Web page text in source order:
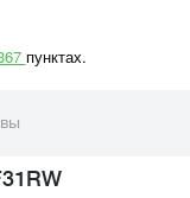
пунктах.